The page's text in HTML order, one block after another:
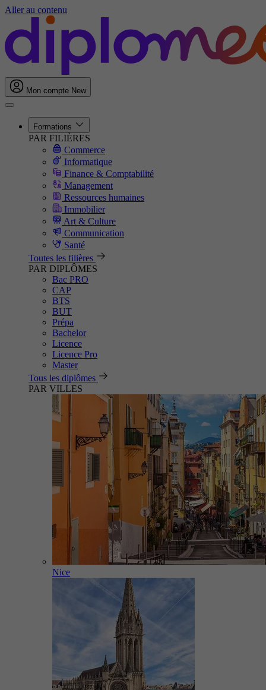
Aller au contenu
Mon compte New
Formations
PAR FILIÈRES
Commerce
Informatique
Finance & Comptabilité
Management
Ressources humaines
Immobilier
Art & Culture
Communication
Santé
Toutes les filières
PAR DIPLÔMES
Bac PRO
CAP
BTS
BUT
Prépa
Bachelor
Licence
Licence Pro
Master
Tous les diplômes
PAR VILLES
Nice